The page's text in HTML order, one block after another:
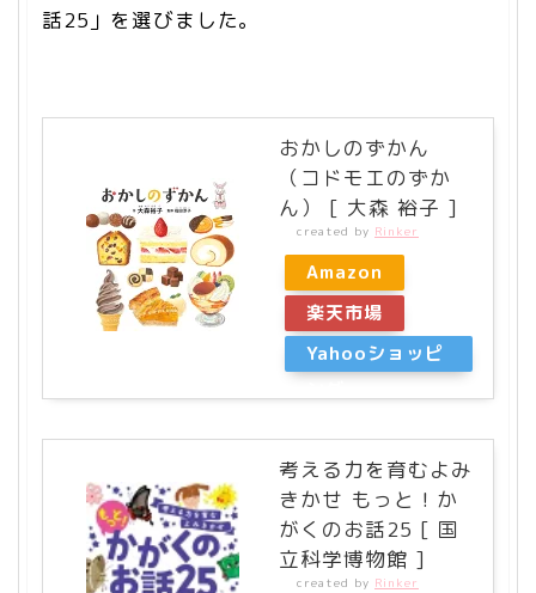
話25」を選びました。
おかしのずかん
（コドモエのずか
ん） [ 大森 裕子 ]
created by Rinker
Amazon
楽天市場
Yahooショッピ
考える力を育むよみ
きかせ もっと！か
がくのお話25 [ 国
立科学博物館 ]
created by Rinker